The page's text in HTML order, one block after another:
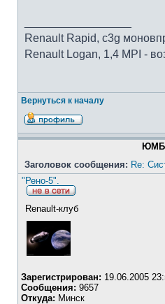
Renault Rapid, c3g
Renault Logan, 1,4 MPI -
Вернуться к началу
Заголовок сообщения: Re:
"Рено-5".
Renault-клуб
Зарегистрирован: 19.06.2005
Сообщения: 9657
Откуда: Минск